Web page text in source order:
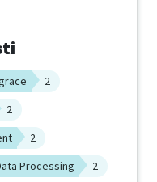
2
2
2
Processing
2